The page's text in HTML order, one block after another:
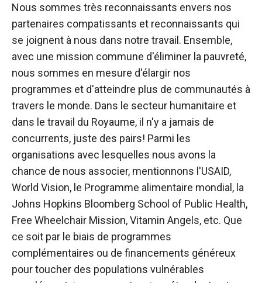
Nous sommes très reconnaissants envers nos
partenaires compatissants et reconnaissants qui
se joignent à nous dans notre travail. Ensemble,
avec une mission commune d'éliminer la pauvreté,
nous sommes en mesure d'élargir nos
programmes et d'atteindre plus de communautés à
travers le monde. Dans le secteur humanitaire et
dans le travail du Royaume, il n'y a jamais de
concurrents, juste des pairs! Parmi les
organisations avec lesquelles nous avons la
chance de nous associer, mentionnons l'USAID,
World Vision, le Programme alimentaire mondial, la
Johns Hopkins Bloomberg School of Public Health,
Free Wheelchair Mission, Vitamin Angels, etc. Que
ce soit par le biais de programmes
complémentaires ou de financements généreux
pour toucher des populations vulnérables